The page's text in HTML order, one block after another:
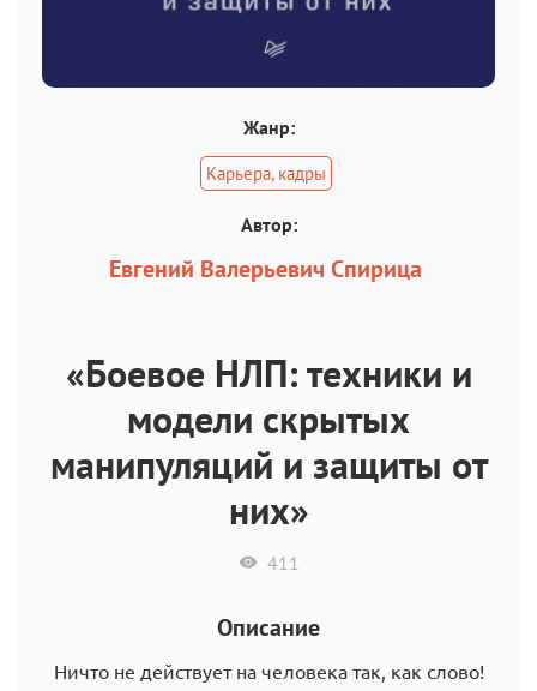
Жанр:
Карьера, кадры
Автор:
Евгений Валерьевич Спирица
«Боевое НЛП: техники и
модели скрытых
манипуляций и защиты от
них»
411
Описание
Ничто не действует на человека так, как слово!